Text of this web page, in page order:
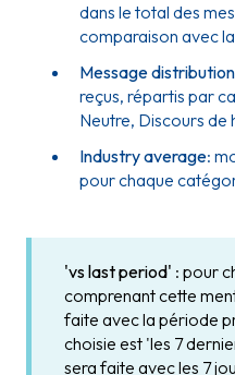
dans le total des
comparaison avec
Message distribution
reçus, répartis par
Neutre, Discours de
Industry average:
pour chaque
'vs last period' : pour
comprenant cette
faite avec la période
choisie est 'les 7
sera faite avec les 7